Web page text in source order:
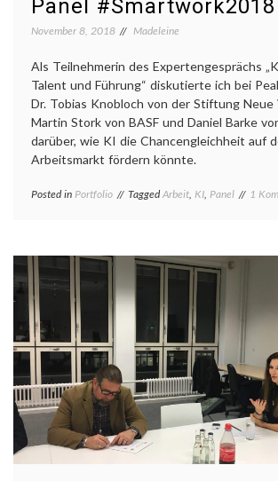
Panel #Smartwork2018
November 8, 2018 Madeleine
Als Teilnehmerin des Expertengesprächs
Talent und Führung“ diskutierte ich bei
Dr. Tobias Knobloch von der Stiftung
Martin Stork von BASF und Daniel Barke
darüber, wie KI die Chancengleichheit auf
Arbeitsmarkt fördern könnte.
Posted in Portfolio TaggedArbeit, KI, Panel 1